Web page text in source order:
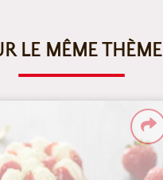
LE MÊME THÈME